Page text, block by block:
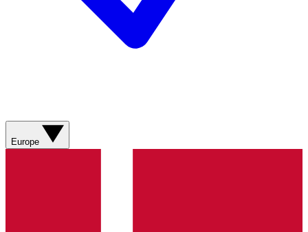
Europe